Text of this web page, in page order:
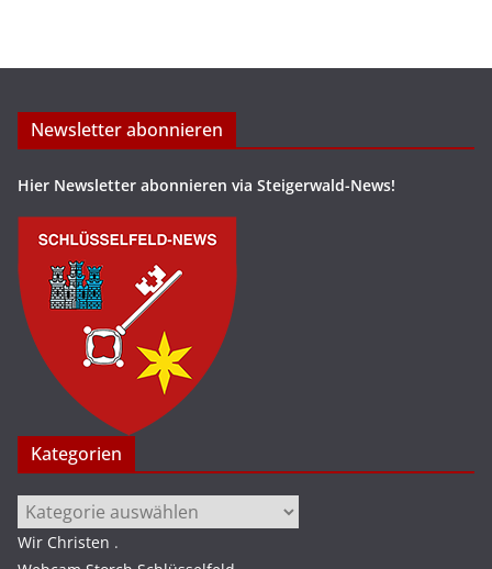
Newsletter abonnieren
Hier Newsletter abonnieren via Steigerwald-News!
Kategorien
Kategorien
Wir Christen .